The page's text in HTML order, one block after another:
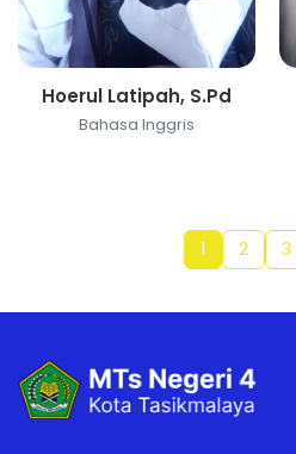
Hoerul Latipah, S.Pd
Bahasa Inggris
1 2 3